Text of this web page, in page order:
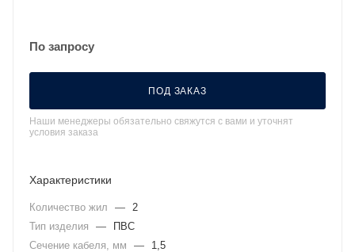
По запросу
ПОД ЗАКАЗ
Наши менеджеры обязательно свяжутся с вами и уточнят
условия заказа
Характеристики
Количество жил — 2
Тип изделия
—
ПВС
Сечение кабеля, мм
— 1,5